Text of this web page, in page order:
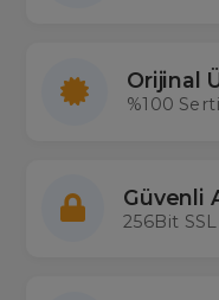
Orijinal
%100
Güvenli
256Bit